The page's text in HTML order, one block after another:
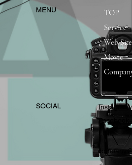
​MENU
TOP
Service
Web Site
Movie
​SOCIAL
​Facebook
company